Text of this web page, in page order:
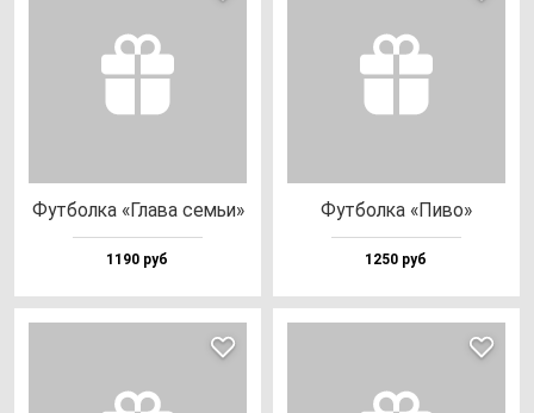
Фут­бол­ка «Гла­ва семьи»
1190 руб
Фут­бол­ка «Пиво»
1250 руб